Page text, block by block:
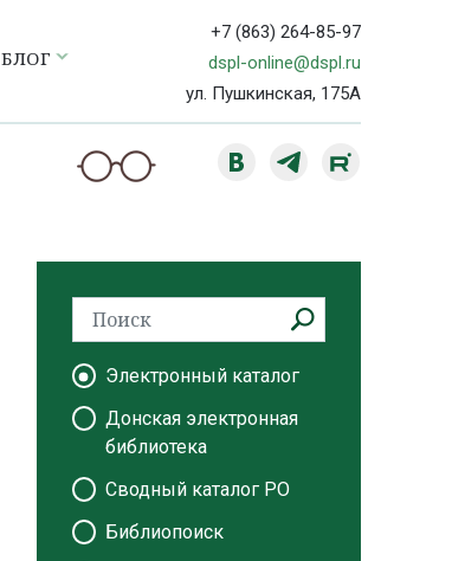
БЛОГ
+7 (863) 264-85-97
dspl-online@dspl.ru
ул. Пушкинская, 175А
Электронный каталог
Донская электронная
библиотека
Сводный каталог РО
Библиопоиск